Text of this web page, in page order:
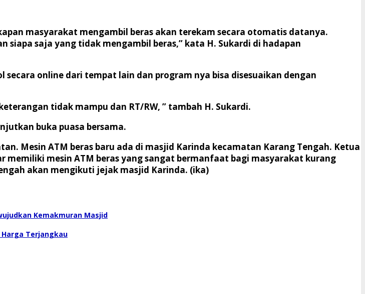
masyarakat mengambil beras akan terekam secara otomatis datanya.
siapa saja yang tidak mengambil beras,” kata H. Sukardi di hadapan
online dari tempat lain dan program nya bisa disesuaikan dengan
tidak mampu dan RT/RW, ” tambah H. Sukardi.
buka puasa bersama.
Mesin ATM beras baru ada di masjid Karinda kecamatan Karang Tengah. Ketua
memiliki mesin ATM beras yang sangat bermanfaat bagi masyarakat kurang
akan mengikuti jejak masjid Karinda. (ika)
Kemakmuran Masjid
Terjangkau